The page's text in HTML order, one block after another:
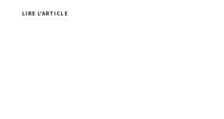
LIRE L'ARTICLE